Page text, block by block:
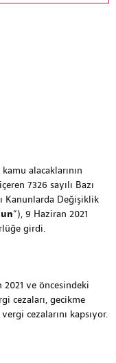
alacaklarının
7326 sayılı Bazı
Kanunlarda Değişiklik
“), 9 Haziran 2021
girdi.
2021 ve öncesindeki
cezaları, gecikme
cezalarını kapsıyor.